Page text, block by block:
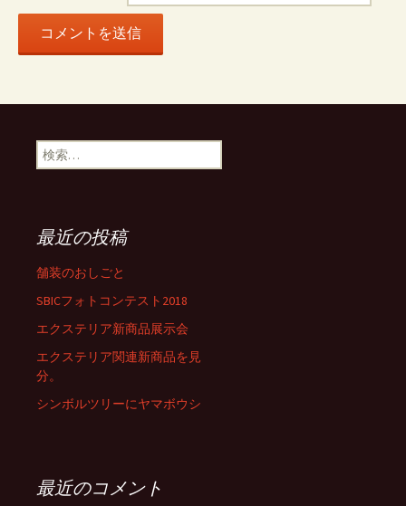
検
索
最近の投稿
舗装のおしごと
SBICフォトコンテスト2018
エクステリア新商品展示会
エクステリア関連新商品を見
分。
シンボルツリーにヤマボウシ
最近のコメント